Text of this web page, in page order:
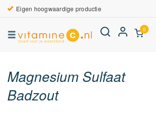
Eigen hoogwaardige productie
0
Magnesium Sulfaat
Badzout